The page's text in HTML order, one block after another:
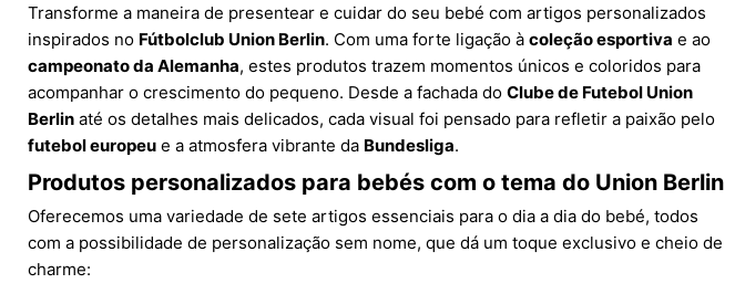
Transforme a maneira de presentear e cuidar do seu bebé com artigos personalizados
inspirados no Fútbolclub Union Berlin. Com uma forte ligação à coleção esportiva e ao
campeonato da Alemanha, estes produtos trazem momentos únicos e coloridos para
acompanhar o crescimento do pequeno. Desde a fachada do Clube de Futebol Union
Berlin até os detalhes mais delicados, cada visual foi pensado para refletir a paixão pelo
futebol europeu e a atmosfera vibrante da Bundesliga.
Produtos personalizados para bebés com o tema do Union Berlin
Oferecemos uma variedade de sete artigos essenciais para o dia a dia do bebé, todos
com a possibilidade de personalização sem nome, que dá um toque exclusivo e cheio de
charme: